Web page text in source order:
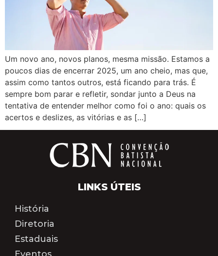
Um novo ano, novos planos, mesma missão. Estamos a
poucos dias de encerrar 2025, um ano cheio, mas que,
assim como tantos outros, está ficando para trás. É
sempre bom parar e refletir, sondar junto a Deus na
tentativa de entender melhor como foi o ano: quais os
acertos e deslizes, as vitórias e as […]
LINKS ÚTEIS
História
Diretoria
Estaduais